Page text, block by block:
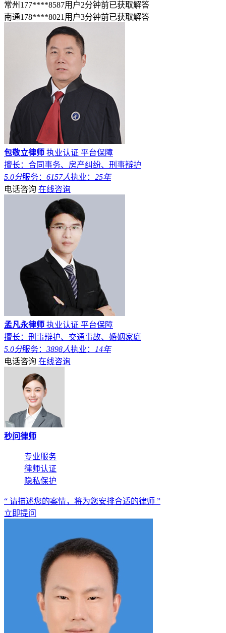
常州177****8587用户2分钟前已获取解答
南通178****8021用户3分钟前已获取解答
包敬立律师 执业认证 平台保障
擅长：合同事务、房产纠纷、刑事辩护
5.0分服务： 6157人执业： 25年
电话咨询 在线咨询
孟凡永律师 执业认证 平台保障
擅长：刑事辩护、交通事故、婚姻家庭
5.0分服务： 3898人执业： 14年
电话咨询 在线咨询
秒问律师
专业服务
律师认证
隐私保护
“ 请描述您的案情，将为您安排合适的律师 ”
立即提问